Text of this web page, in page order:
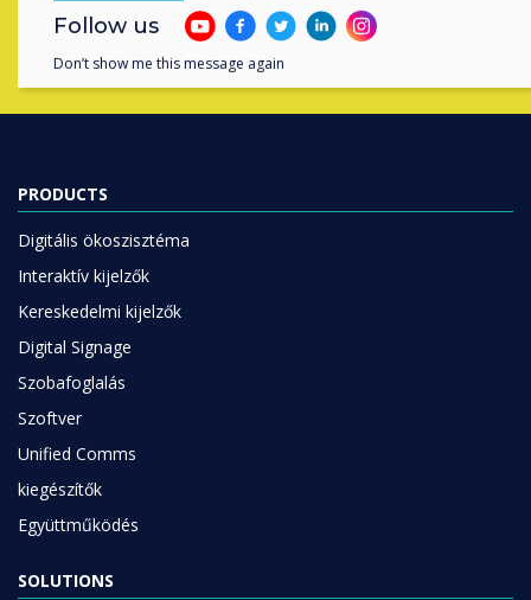
PRODUCTS
Digitális ökoszisztéma
Interaktív kijelzők
Kereskedelmi kijelzők
Digital Signage
Szobafoglalás
Szoftver
Unified Comms
kiegészítők
Együttműködés
SOLUTIONS
Follow us
Don’t show me this message again